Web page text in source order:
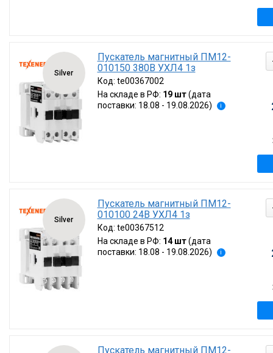
Silver
Пускатель магнитный ПМ12-
010150 380В УХЛ4 1з
Код: te00367002
На складе в РФ: 19 шт (дата
поставки: 18.08 - 19.08.2026)
i
Silver
Пускатель магнитный ПМ12-
010100 24В УХЛ4 1з
Код: te00367512
На складе в РФ: 14 шт (дата
поставки: 18.08 - 19.08.2026)
i
Пускатель магнитный ПМ12-